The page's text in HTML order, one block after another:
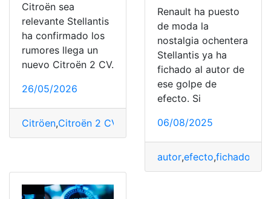
Citroën sea
relevante Stellantis
ha confirmado los
rumores llega un
nuevo Citroën 2 CV.
26/05/2026
Citröen,Citroën 2 CV Stellantis
Renault ha puesto
de moda la
nostalgia ochentera
Stellantis ya ha
fichado al autor de
ese golpe de
efecto. Si
06/08/2025
autor,efecto,fichado